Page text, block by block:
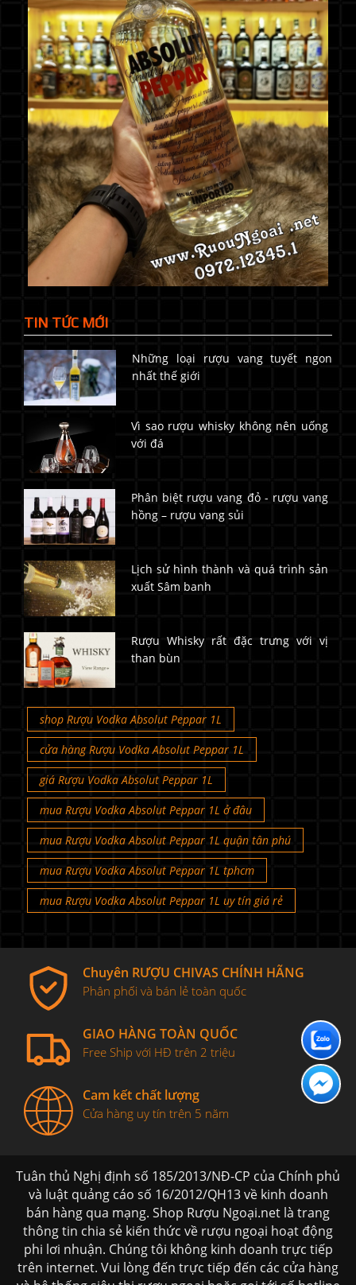
TIN TỨC MỚI
Những loại rượu vang tuyết ngon
nhất thế giới
Vì sao rượu whisky không nên uống
với đá
Phân biệt rượu vang đỏ - rượu vang
hồng – rượu vang sủi
Lịch sử hình thành và quá trình sản
xuất Sâm banh
Rượu Whisky rất đặc trưng với vị
than bùn
shop Rượu Vodka Absolut Peppar 1L
cửa hàng Rượu Vodka Absolut Peppar 1L
giá Rượu Vodka Absolut Peppar 1L
mua Rượu Vodka Absolut Peppar 1L ở đâu
mua Rượu Vodka Absolut Peppar 1L quận tân phú
mua Rượu Vodka Absolut Peppar 1L tphcm
mua Rượu Vodka Absolut Peppar 1L uy tín giá rẻ
Chuyên RƯỢU CHIVAS CHÍNH HÃNG
Phân phối và bán lẻ toàn quốc
GIAO HÀNG TOÀN QUỐC
Free Ship với HĐ trên 2 triệu
Cam kết chất lượng
Cửa hàng uy tín trên 5 năm
Tuân thủ Nghị định số 185/2013/NĐ-CP của Chính phủ
và luật quảng cáo số 16/2012/QH13 về kinh doanh
bán hàng qua mạng. Shop Rượu Ngoại.net là trang
thông tin chia sẻ kiến thức về rượu ngoại hoạt động
phi lơi nhuận. Chúng tôi không kinh doanh trực tiếp
trên internet. Vui lòng đến trực tiếp đến các cửa hàng